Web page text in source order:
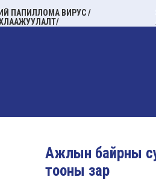
ПАПИЛЛОМА ВИРУС /
Ажлын байрны
тооны зар